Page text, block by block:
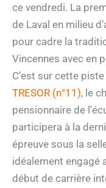
ce vendredi. La
de Laval en milieu
pour cadre la
Vincennes avec en
C’est sur cette
TRESOR (n°11), le
pensionnaire de
participera à la
épreuve sous la
idéalement engagé
début de carrière